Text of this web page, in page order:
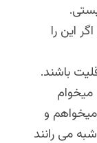
این را
باشند.
و
می رانند